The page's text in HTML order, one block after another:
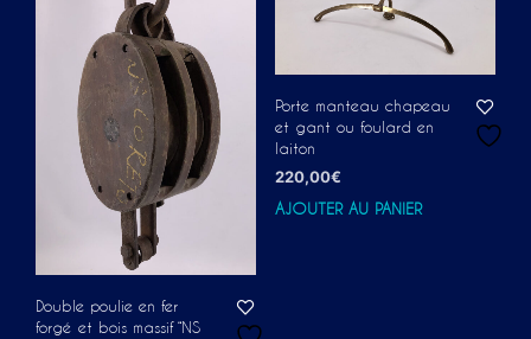
Double poulie en fer
forgé et bois massif “NS
Porte manteau chapeau
et gant ou foulard en
laiton
220,00€
AJOUTER AU PANIER